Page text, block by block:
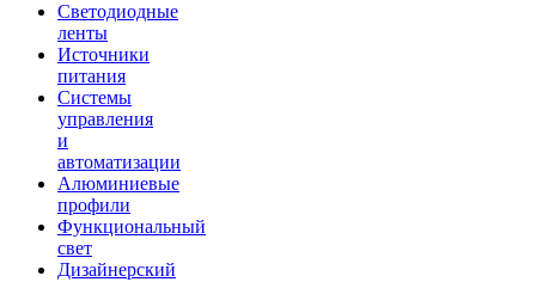
Светодиодные
ленты
Источники
питания
Системы
управления
и
автоматизации
Алюминиевые
профили
Функциональный
свет
Дизайнерский